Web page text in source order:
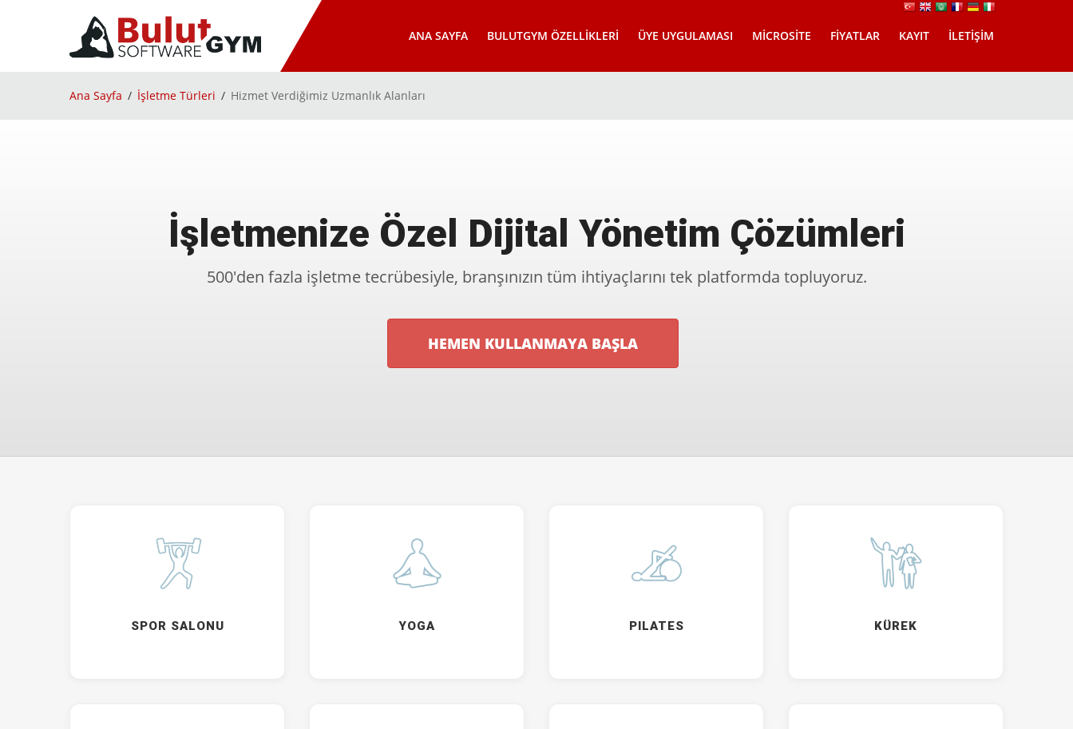
ANA SAYFA BULUTGYM ÖZELLIKLERI ÜYE UYGULAMASI MICROSITE FIYATLAR KAYIT İLETIŞIM
Ana Sayfa İşletme Türleri Hizmet Verdiğimiz Uzmanlık Alanları
İşletmenize Özel Dijital Yönetim Çözümleri
500'den fazla işletme tecrübesiyle, branşınızın tüm ihtiyaçlarını tek platformda topluyoruz.
HEMEN KULLANMAYA BAŞLA
SPOR SALONU YOGA PILATES KÜREK